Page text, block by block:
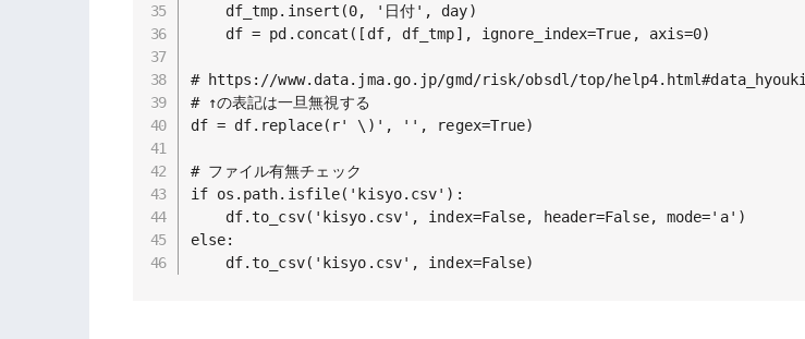
    df_tmp.insert(0, '日付', day)
    df = pd.concat([df, df_tmp], ignore_index=True, axis=0)
# https://www.data.jma.go.jp/gmd/risk/obsdl/top/help4.html#data_hyouki
# ↑の表記は一旦無視する
df = df.replace(r' \)', '', regex=True)
# ファイル有無チェック
if os.path.isfile('kisyo.csv'):
    df.to_csv('kisyo.csv', index=False, header=False, mode='a')
else:
    df.to_csv('kisyo.csv', index=False)